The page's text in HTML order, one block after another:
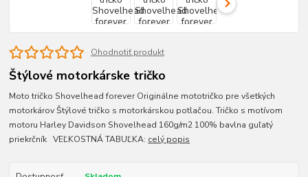
Ohodnotiť produkt
Štýlové motorkárske tričko
Moto tričko Shovelhead forever Originálne mototričko pre všetkých
motorkárov Štýlové tričko s motorkárskou potlačou. Tričko s motívom
motoru Harley Davidson Shovelhead 160g/m2 100% bavlna guľatý
priekrčník VEĽKOSTNÁ TABUĽKA: celý popis